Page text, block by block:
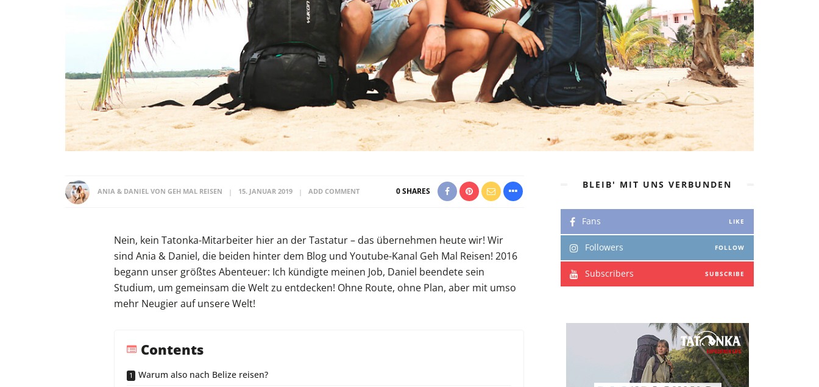
ANIA & DANIEL VON GEH MAL REISEN 15. JANUAR 2019 ADD COMMENT 0SHARES
Nein, kein Tatonka-Mitarbeiter hier an der Tastatur – das übernehmen heute wir! Wir
sind Ania & Daniel, die beiden hinter dem Blog und Youtube-Kanal Geh Mal Reisen! 2016
begann unser größtes Abenteuer: Ich kündigte meinen Job, Daniel beendete sein
Studium, um gemeinsam die Welt zu entdecken! Ohne Route, ohne Plan, aber mit umso
mehr Neugier auf unsere Welt!
Contents
Warum also nach Belize reisen?
BLEIB' MIT UNS VERBUNDEN
Fans LIKE
Followers FOLLOW
Subscribers SUBSCRIBE